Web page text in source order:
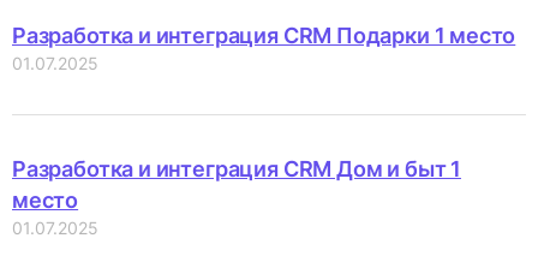
Разработка и интеграция CRM Подарки 1 место
01.07.2025
Разработка и интеграция CRM Дом и быт 1
место
01.07.2025